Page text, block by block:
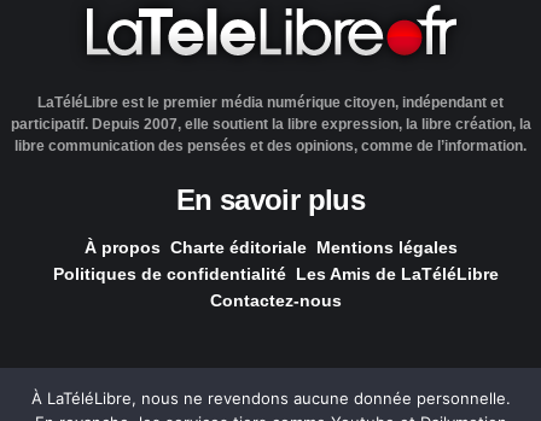
LaTéléLibre est le premier média numérique citoyen, indépendant et
participatif. Depuis 2007, elle soutient la libre expression, la libre création, la
libre communication des pensées et des opinions, comme de l’information.
En savoir plus
À propos Charte éditoriale Mentions légales
Politiques de confidentialité Les Amis de LaTéléLibre
Contactez-nous
À LaTéléLibre, nous ne revendons aucune donnée personnelle.